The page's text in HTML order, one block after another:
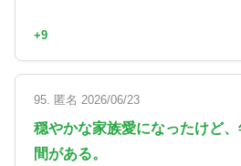
+9
95. 匿名 2026/06/23
穏やかな家族愛になったけど
間がある。